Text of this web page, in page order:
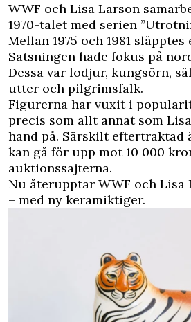
WWF och Lisa Larson
1970-talet med serien
Mellan 1975 och 1981
Satsningen hade fokus på
Dessa var lodjur, kungsörn,
utter och pilgrimsfalk.
Figurerna har vuxit i
precis som allt annat som
hand på. Särskilt eftertraktad
kan gå för upp mot 10 000
auktionssajterna.
Nu återupptar WWF och Lisa
– med ny keramiktiger.